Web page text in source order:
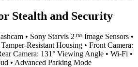
Stealth and Security
• Sony Starvis 2™ Image Sensors •
Resistant Housing • Front Camera:
Camera: 131° Viewing Angle • Wi-Fi •
• Advanced Parking Mode